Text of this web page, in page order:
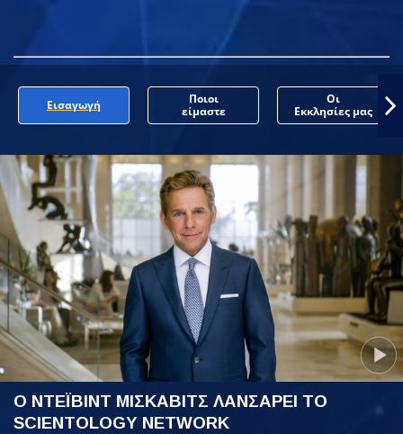
Εισαγωγή
Ποιοι
είμαστε
Οι
Εκκλησίες μας
Ο ΝΤΕΪΒΙΝΤ ΜΙΣΚΑΒΙΤΣ ΛΑΝΣΑΡΕΙ ΤΟ
SCIENTOLOGY NETWORK